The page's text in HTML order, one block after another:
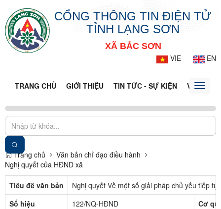
CỔNG THÔNG TIN ĐIỆN TỬ
TỈNH LẠNG SƠN
XÃ BẮC SƠN
VIE
EN
TRANG CHỦ GIỚI THIỆU TIN TỨC - SỰ KIỆN VĂN BẢN
Toggle
Trang chủ
Văn bản chỉ đạo điều hành
Nghị quyết của HĐND xã
Tiêu đề văn bản
Nghị quyết Về một số giải pháp chủ yếu tiếp
Số hiệu
122/NQ-HĐND
Cơ